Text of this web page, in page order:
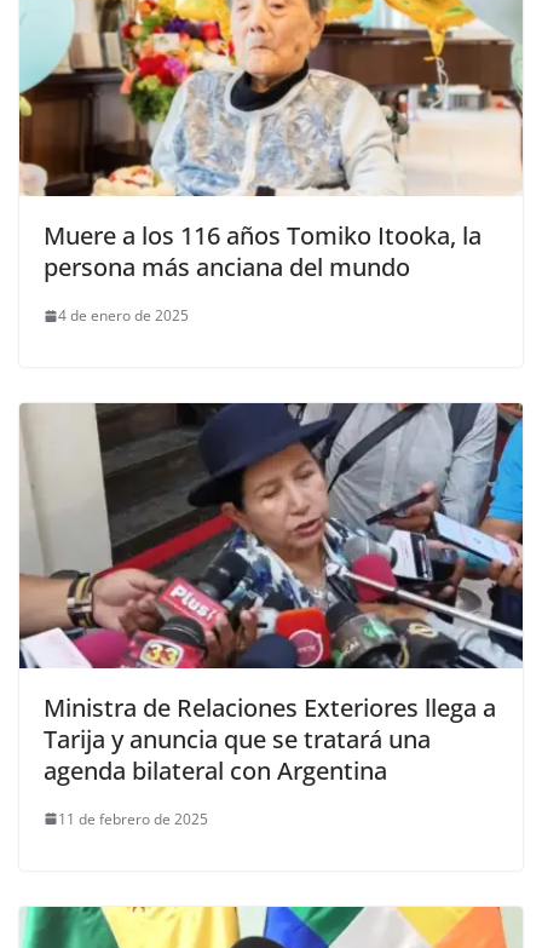
Muere a los 116 años Tomiko Itooka, la
persona más anciana del mundo
4 de enero de 2025
Ministra de Relaciones Exteriores llega a
Tarija y anuncia que se tratará una
agenda bilateral con Argentina
11 de febrero de 2025